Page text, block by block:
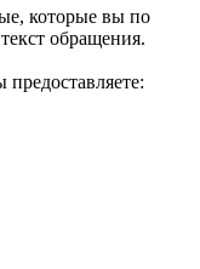
которые вы по
обращения.
предоставляете: